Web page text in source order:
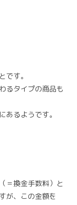
です。
るタイプの商品も
あるようです。
＝換金手数料）と
が、この金額を